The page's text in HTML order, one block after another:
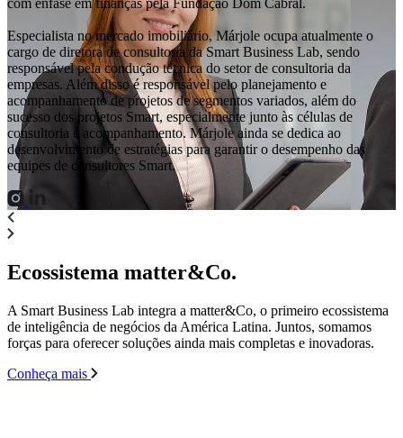
com ênfase em finanças pela Fundação Dom Cabral.
Especialista no mercado imobiliário, Márjole ocupa atualmente o
cargo de diretora de consultoria da Smart Business Lab, sendo
responsável pela condução técnica do setor de consultoria da
empresas. Além disso é responsável pelo planejamento e
acompanhamento de projetos de segmentos variados, além do
sucesso dos projetos Smart, especialmente junto às células de
consultoria e acompanhamento. Márjole ainda se dedica ao
desenvolvimento de estratégias para garantir o desempenho das
equipes de consultores Smart.
Ecossistema matter&Co.
A Smart Business Lab integra a matter&Co, o primeiro ecossistema
de inteligência de negócios da América Latina. Juntos, somamos
forças para oferecer soluções ainda mais completas e inovadoras.
Conheça mais